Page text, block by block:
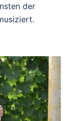
der